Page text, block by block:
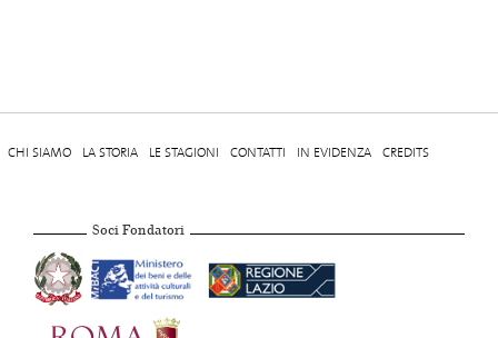
CHI SIAMO LA STORIA LE STAGIONI CONTATTI IN EVIDENZA CREDITS
Soci Fondatori